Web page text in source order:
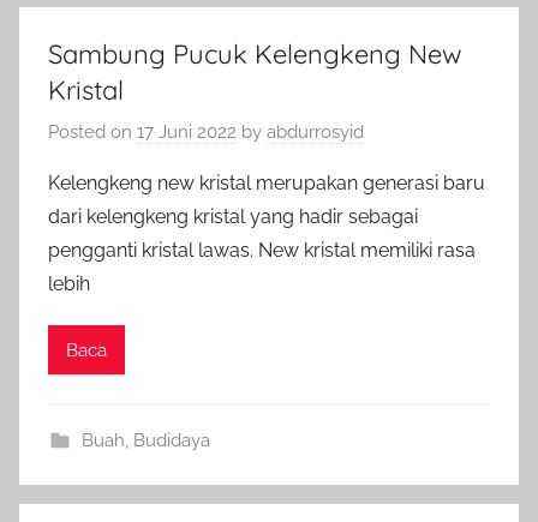
Sambung Pucuk Kelengkeng New
Kristal
Posted on 17 Juni 2022 by abdurrosyid
Kelengkeng new kristal merupakan generasi baru
dari kelengkeng kristal yang hadir sebagai
pengganti kristal lawas. New kristal memiliki rasa
lebih
Baca
Buah, Budidaya